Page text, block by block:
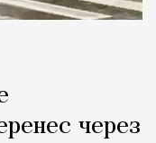
через